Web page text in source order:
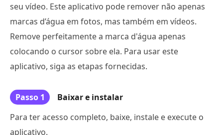
seu vídeo. Este aplicativo pode remover não apenas
marcas d’água em fotos, mas também em vídeos.
Remove perfeitamente a marca d'água apenas
colocando o cursor sobre ela. Para usar este
aplicativo, siga as etapas fornecidas.
Passo 1
Baixar e instalar
Para ter acesso completo, baixe, instale e execute o
aplicativo.